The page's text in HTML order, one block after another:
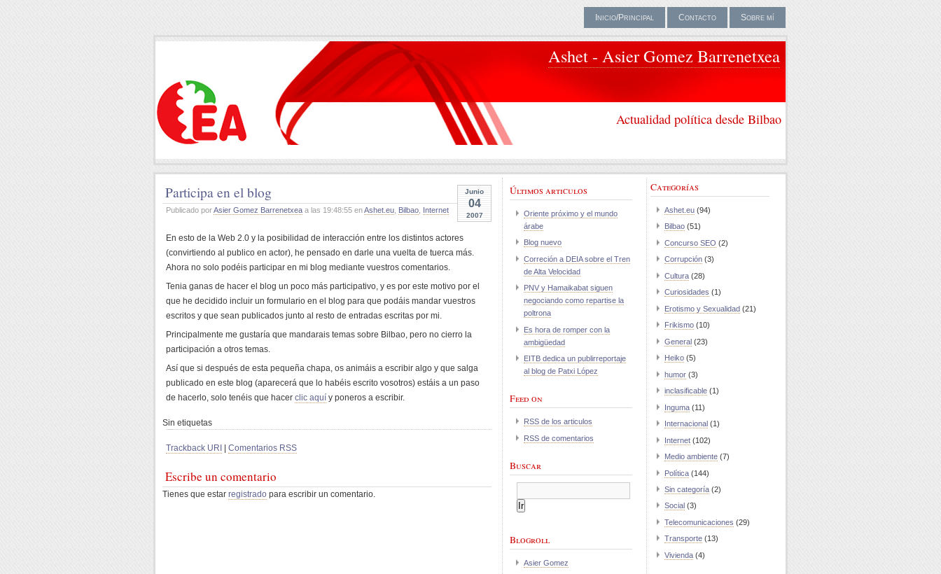
Inicio/Principal Contacto Sobre mí
Ashet - Asier Gomez Barrenetxea
Actualidad política desde Bilbao
Junio
04
2007
Participa en el blog
Publicado porAsier Gomez Barrenetxea a las 19:48:55 enAshet.eu Bilbao Internet
En esto de la Web 2.0 y la posibilidad de interacción entre los distintos actores
(convirtiendo al publico en actor), he pensado en darle una vuelta de tuerca más.
Ahora no solo podéis participar en mi blog mediante vuestros comentarios.
Tenia ganas de hacer el blog un poco más participativo, y es por este motivo por el
que he decidido incluir un formulario en el blog para que podáis mandar vuestros
escritos y que sean publicados junto al resto de entradas escritas por mi.
Principalmente me gustaría que mandarais temas sobre Bilbao, pero no cierro la
participación a otros temas.
Así que si después de esta pequeña chapa, os animáis a escribir algo y que salga
publicado en este blog (aparecerá que lo habéis escrito vosotros) estáis a un paso
de hacerlo, solo tenéis que hacer clic aquí y poneros a escribir.
Sin etiquetas
Trackback URI | Comentarios RSS
Escribe un comentario
Tienes que estar registrado para escribir un comentario.
Últimos articulos
Oriente próximo y el mundo
árabe
Blog nuevo
Correción a DEIA sobre el Tren
de Alta Velocidad
PNV y Hamaikabat siguen
negociando como repartise la
poltrona
Es hora de romper con la
ambigüedad
EITB dedica un publirreportaje
al blog de Patxi López
Feed on
RSS de los articulos
RSS de comentarios
Buscar
Blogroll
Asier Gomez
Categorías
Ashet.eu (94)
Bilbao (51)
Concurso SEO (2)
Corrupción (3)
Cultura (28)
Curiosidades (1)
Erotismo y Sexualidad (21)
Frikismo (10)
General (23)
Heiko (5)
humor (3)
inclasificable (1)
Inguma (11)
Internacional (1)
Internet (102)
Medio ambiente (7)
Política (144)
Sin categoría (2)
Social (3)
Telecomunicaciones (29)
Transporte (13)
Vivienda (4)